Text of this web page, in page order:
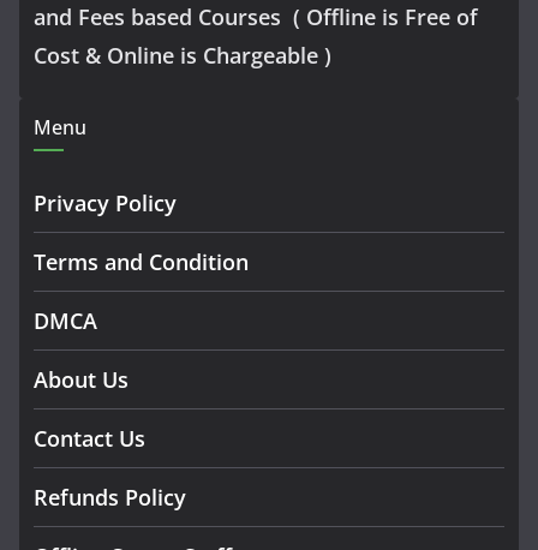
and Fees based Courses ( Offline is Free of
Cost & Online is Chargeable )
Menu
Privacy Policy
Terms and Condition
DMCA
About Us
Contact Us
Refunds Policy